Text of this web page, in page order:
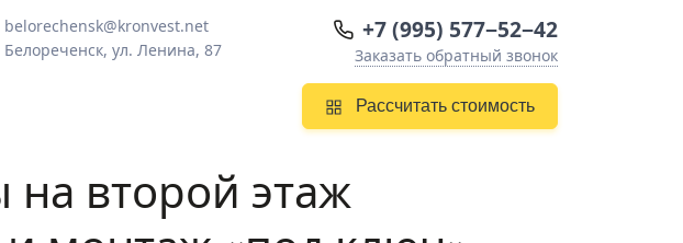
belorechensk@kronvest.net
Белореченск, ул. Ленина, 87
+7 (995) 577−52−42
Заказать обратный звонок
Рассчитать стоимость
второй этаж